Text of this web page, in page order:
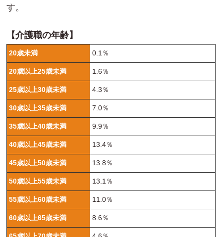
す。
【介護職の年齢】
20歳未満 0.1％
20歳以上25歳未満 1.6％
25歳以上30歳未満 4.3％
30歳以上35歳未満 7.0％
35歳以上40歳未満 9.9％
40歳以上45歳未満 13.4％
45歳以上50歳未満 13.8％
50歳以上55歳未満 13.1％
55歳以上60歳未満 11.0％
60歳以上65歳未満 8.6％